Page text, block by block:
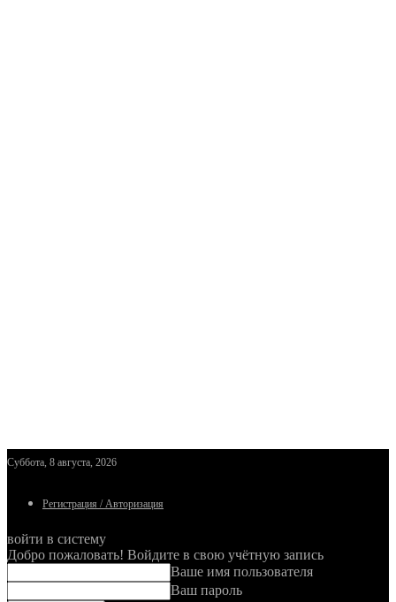
Суббота, 8 августа, 2026
Регистрация / Авторизация
войти в систему
Добро пожаловать! Войдите в свою учётную запись
Ваше имя пользователя
Ваш пароль